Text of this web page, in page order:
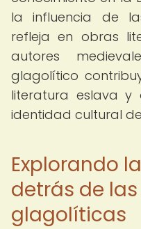
la influencia de
refleja en obras
autores
glagolítico
literatura eslava
identidad cultural
Explorando
detrás de
glagolíticas